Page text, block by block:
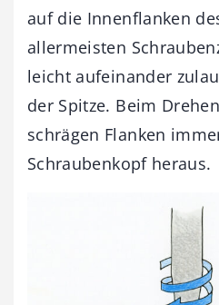
auf die Innenflanken
allermeisten
leicht aufeinander
der Spitze. Beim
schrägen Flanken
Schraubenkopf heraus.